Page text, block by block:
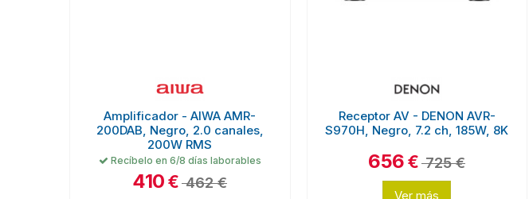
Amplificador - AIWA AMR-
200DAB, Negro, 2.0 canales,
200W RMS
Recíbelo en 6/8 días laborables
410€462 €
Receptor AV - DENON AVR-
S970H, Negro, 7.2 ch, 185W, 8K
656€725 €
Ver más